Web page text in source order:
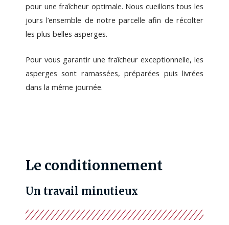
pour une fraîcheur optimale. Nous cueillons tous les
jours l’ensemble de notre parcelle afin de récolter
les plus belles asperges.
Pour vous garantir une fraîcheur exceptionnelle, les
asperges sont ramassées, préparées puis livrées
dans la même journée.
Le conditionnement
Un travail minutieux